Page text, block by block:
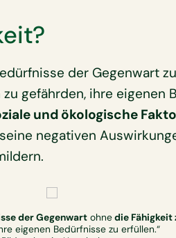
der Gegenwart
gefährden, ihre eigenen
und ökologische
negativen
der Gegenwartohnedie Fähigkeit
eigenen Bedürfnisse zu erfüllen.“